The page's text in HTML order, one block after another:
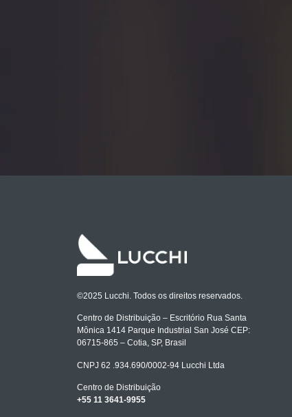
©2025 Lucchi. Todos os direitos reservados.
Centro de Distribuição – Escritório Rua Santa
Mônica 1414 Parque Industrial San José CEP:
06715-865 – Cotia, SP, Brasil
CNPJ 62 .934.690/0002-94 Lucchi Ltda
Centro de Distribuição
+55 11 3641-9955